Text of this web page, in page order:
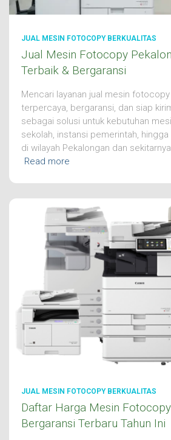
JUAL MESIN FOTOCOPY BERKUALITAS
Jual Mesin Fotocopy
Terbaik & Bergaransi
Mencari layanan jual mesin
terpercaya, bergaransi, dan siap
sebagai solusi untuk kebutuhan
sekolah, instansi pemerintah,
di wilayah Pekalongan dan
Read more
JUAL MESIN FOTOCOPY BERKUALITAS
Daftar Harga Mesin
Bergaransi Terbaru Tahun Ini